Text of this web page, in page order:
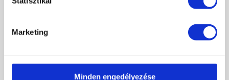
Marketing
Minden engedélyezése